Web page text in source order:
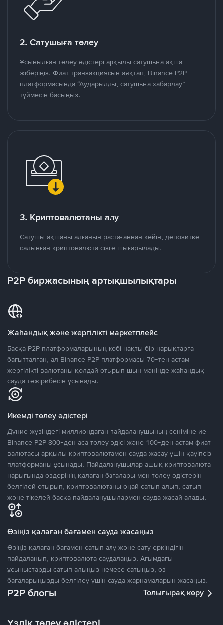
2. Сатушыға төлеу
Ұсынылған төлеу әдістері арқылы сатушыға ақша
жіберіңіз. Фиат транзакциясын аяқтап, Binance P2P
платформасында “Аударылды, сатушыға хабарлау”
түймесін басыңыз.
3. Криптовалютаны алу
Сатушы ақшаны алғанын растағаннан кейін, депозитке
салынған криптовалюта сізге шығарылады.
P2P биржасының артықшылықтары
Жаһандық және жергілікті маркетплейс
Басқа P2P платформаларының көбі нақты бір нарықтарға
бағытталған, ал Binance P2P платформасы 70-тен астам
жергілікті валютаны қолдай отырып шын мәнінде жаһандық
сауда тәжірибесін ұсынады.
Икемді төлеу әдістері
Дүние жүзіндегі миллиондаған пайдаланушының сеніміне ие
Binance P2P 800-ден аса төлеу әдісі және 100-ден астам фиат
валютасы арқылы криптовалютамен сауда жасау үшін қауіпсіз
платформаны ұсынады. Пайдаланушылар ашық криптовалюта
нарығында өздерінің қалаған бағалары мен төлеу әдістерін
белгілей отырып, криптовалютаны оңай сатып алып, сатып
және тікелей басқа пайдаланушылармен сауда жасай алады.
Өзіңіз қалаған бағамен сауда жасаңыз
Өзіңіз қалаған бағамен сатып алу және сату еркіндігін
пайдаланып, криптовалюта саудалаңыз. Ағымдағы
ұсыныстарды сатып алыңыз немесе сатыңыз, өз
бағаларыңызды белгілеу үшін сауда жарнамаларын жасаңыз.
P2P блогы Толығырақ көру